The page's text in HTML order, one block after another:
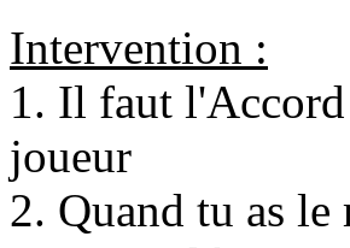
Intervention :
1. Il faut l'Accord
joueur
2. Quand tu as le